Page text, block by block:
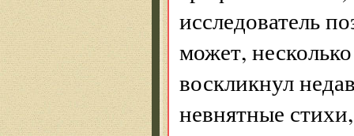
исследователь
может,
воскликнул
невнятные